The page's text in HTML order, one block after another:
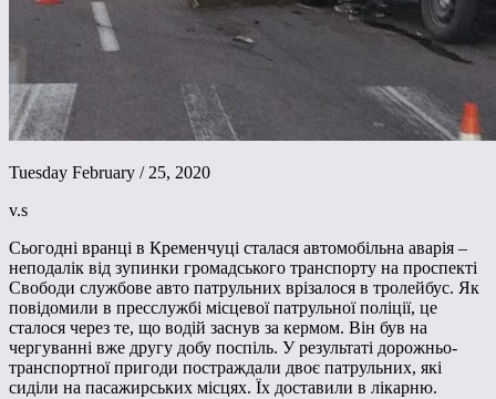
Tuesday February / 25, 2020
v.s
Сьогодні вранці в Кременчуці сталася автомобільна аварія –
неподалік від зупинки громадського транспорту на проспекті
Свободи службове авто патрульних врізалося в тролейбус. Як
повідомили в пресслужбі місцевої патрульної поліції, це
сталося через те, що водій заснув за кермом. Він був на
чергуванні вже другу добу поспіль. У результаті дорожньо-
транспортної пригоди постраждали двоє патрульних, які
сиділи на пасажирських місцях. Їх доставили в лікарню.